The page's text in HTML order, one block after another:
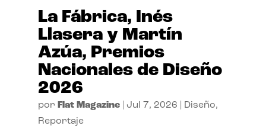
La Fábrica, Inés
Llasera y Martín
Azúa, Premios
Nacionales de Diseño
2026
por Flat Magazine| Jul 7, 2026 Diseño,
Reportaje